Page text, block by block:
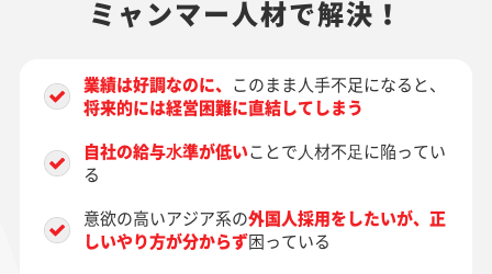
ミャンマー人材で解決！
業績は好調なのに、
このまま人手不足になると、
将来的には経営困難に直結してしまう
自社の給与⽔準が低いことで⼈材不⾜に陥ってい
る
意欲の高いアジア系の外国人採用をしたいが、正
しいやり方が分からず困っている